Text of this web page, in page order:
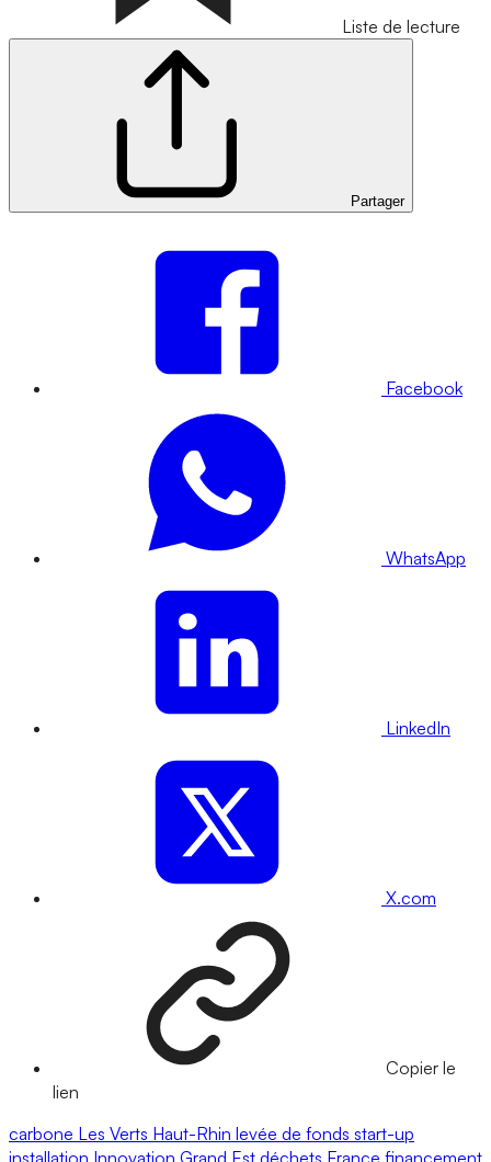
Liste de lecture
Partager
Facebook
WhatsApp
LinkedIn
X.com
Copier le
lien
carbone Les Verts Haut-Rhin levée de fonds start-up